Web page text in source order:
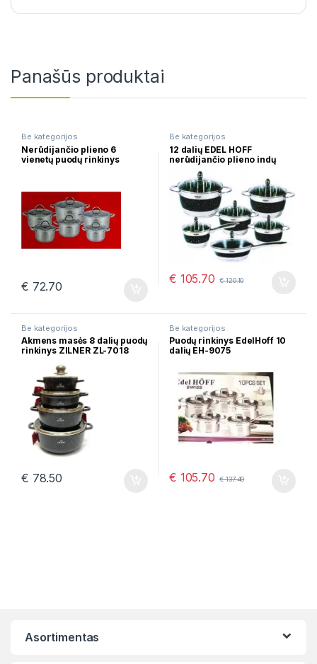
Panašūs produktai
Be kategorijos
Nerūdijančio plieno 6
vienetų puodų rinkinys
€ 72.70
Be kategorijos
12 dalių EDEL HOFF
nerūdijančio plieno indų
rinkinys EB-9083
€ 105.70 €120.10
Be kategorijos
Akmens masės 8 dalių puodų
rinkinys ZILNER ZL-7018
€ 78.50
Be kategorijos
Puodų rinkinys EdelHoff 10
dalių EH-9075
€ 105.70 €137.40
Asortimentas